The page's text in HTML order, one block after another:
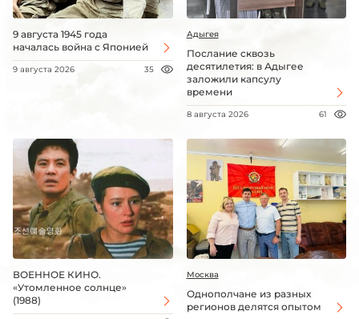
9 августа 1945 года
началась война с Японией
9 августа 2026 35
Адыгея
Послание сквозь
десятилетия: в Адыгее
заложили капсулу
времени
8 августа 2026 61
ВОЕННОЕ КИНО.
«Утомленное солнце»
(1988)
Москва
Однополчане из разных
регионов делятся опытом